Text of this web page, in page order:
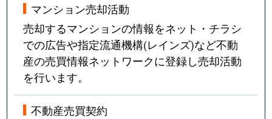
マンション売却活動
売却するマンションの情報をネット・チラシ
での広告や指定流通機構(レインズ)など不動
産の売買情報ネットワークに登録し売却活動
を行います。
不動産売買契約